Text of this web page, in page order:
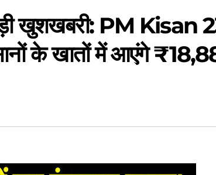
खुशखबरी: PM Kisan
के खातों में आएंगे